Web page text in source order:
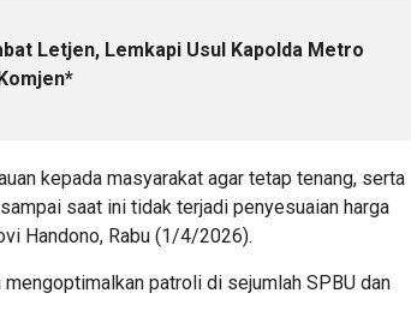
Letjen, Lemkapi Usul Kapolda Metro
kepada masyarakat agar tetap tenang, serta
saat ini tidak terjadi penyesuaian harga
Handono, Rabu (1/4/2026).
patroli di sejumlah SPBU dan